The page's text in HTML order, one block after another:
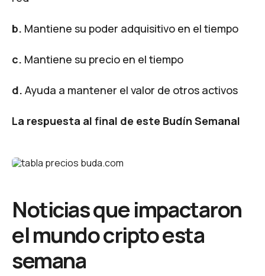
b. Mantiene su poder adquisitivo en el tiempo
c. Mantiene su precio en el tiempo
d. Ayuda a mantener el valor de otros activos
La respuesta al final de este Budín Semanal
Noticias que impactaron
el mundo cripto esta
semana